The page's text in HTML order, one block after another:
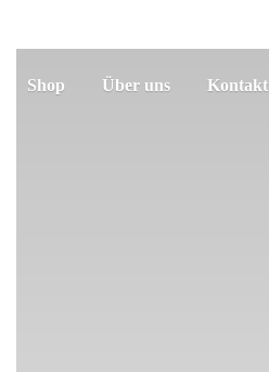
Shop Über uns Kontakt